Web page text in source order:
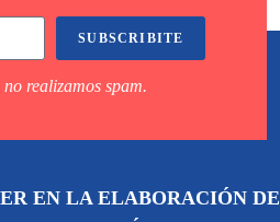
SUBSCRIBITE
realizamos spam.
EN LA ELABORACIÓN DE